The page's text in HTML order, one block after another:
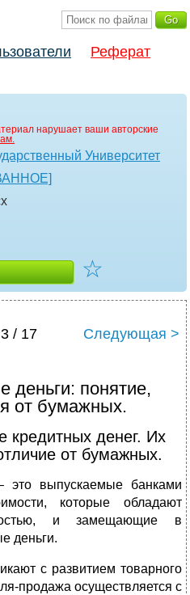
Реферат
нарушает ваши авторские
Университет
☆
3 / 17 Следующая >
деньги: понятие,
от бумажных.
кредитных денег. Их
от бумажных.
это выпускаемые банками
которые обладают
и замещающие в
деньги.
с развитием товарного
продажа осуществляется с